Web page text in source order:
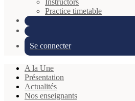
Instructors
Practice timetable
Se connecter
A la Une
Présentation
Actualités
Nos enseignants